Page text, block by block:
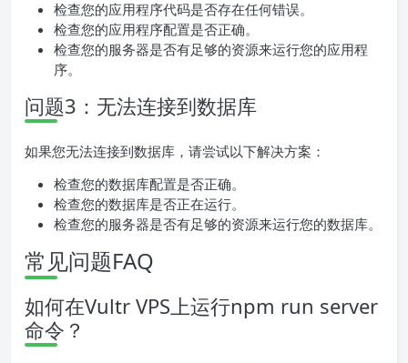
检查您的应用程序代码是否存在任何错误。
检查您的应用程序配置是否正确。
检查您的服务器是否有足够的资源来运行您的应用程
序。
问题3：无法连接到数据库
如果您无法连接到数据库，请尝试以下解决方案：
检查您的数据库配置是否正确。
检查您的数据库是否正在运行。
检查您的服务器是否有足够的资源来运行您的数据库。
常见问题FAQ
如何在Vultr VPS上运行npm run server
命令？